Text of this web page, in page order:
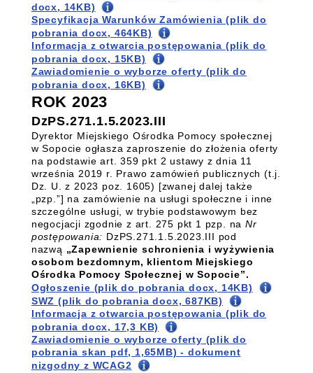
docx, 14KB)
Specyfikacja Warunków Zamówienia (plik do
pobrania docx, 464KB)
Informacja z otwarcia postępowania (plik do
pobrania docx, 15KB)
Zawiadomienie o wyborze oferty (plik do
pobrania docx, 16KB)
ROK 2023
DzPS.271.1.5.2023.III
Dyrektor Miejskiego Ośrodka Pomocy społecznej
w Sopocie ogłasza zaproszenie do złożenia oferty
na podstawie art. 359 pkt 2 ustawy z dnia 11
września 2019 r. Prawo zamówień publicznych (t.j.
Dz. U. z 2023 poz. 1605) [zwanej dalej także
„pzp.”] na zamówienie na usługi społeczne i inne
szczególne usługi, w trybie podstawowym bez
negocjacji zgodnie z art. 275 pkt 1 pzp. na Nr
postępowania: DzPS.271.1.5.2023.III pod
nazwą „Zapewnienie schronienia i wyżywienia
osobom bezdomnym, klientom Miejskiego
Ośrodka Pomocy Społecznej w Sopocie”.
Ogłoszenie (plik do pobrania docx, 14KB)
SWZ (plik do pobrania docx, 687KB)
Informacja z otwarcia postępowania (plik do
pobrania docx, 17,3 KB)
Zawiadomienie o wyborze oferty (plik do
pobrania skan pdf, 1,65MB) - dokument
nizgodny z WCAG2